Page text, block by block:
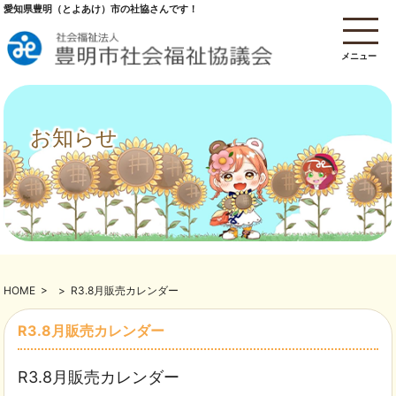
メニュー
愛知県豊明（とよあけ）市の社協さんです！
お知らせ
HOME > > R3.8月販売カレンダー
R3.8月販売カレンダー
R3.8月販売カレンダー